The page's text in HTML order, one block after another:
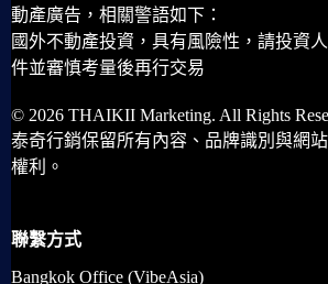
動產廣告，相關警語如下：
國外不動產投資，具有風險性，請投資
件並審慎考量後再行交易
© 2026 THAIKII Marketing. All Rights
泰奇行銷保留所有內容、品牌識別與網
權利。
聯繫方式
Bangkok Office (VibeAsia)